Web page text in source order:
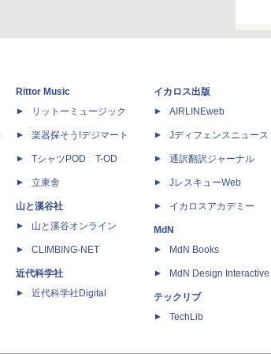
Rittor Music
リットーミュージック
楽器探そう!デジマート
TシャツPOD T-OD
立東舎
山と溪谷社
山と溪谷オンライン
CLIMBING-NET
近代科学社
近代科学社Digital
イカロス出版
AIRLINEweb
Jディフェンスニュース
通訳翻訳ジャーナル
JレスキューWeb
イカロスアカデミー
MdN
MdN Books
MdN Design Interactive
テックリブ
TechLib